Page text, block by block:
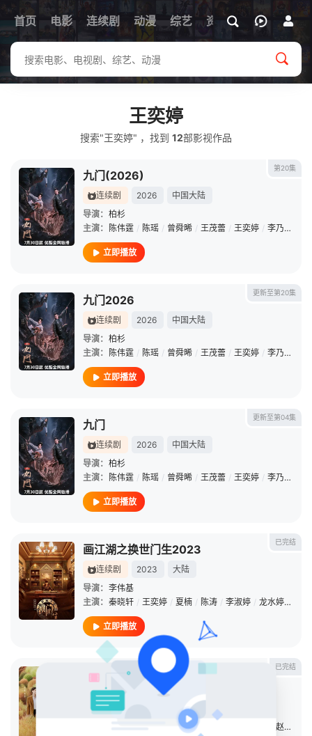
首页 电影 连续剧 动漫 综艺 资讯
王奕婷
搜索"王奕婷" ，找到 12部影视作品
第20集
九门(2026)
连续剧 2026
中国大陆
导演： 柏杉
主演：
陈伟霆 / 陈瑶 / 曾舜晞 / 王茂蕾 / 王奕婷 / 李乃文
立即播放
更新至第20集
九门2026
连续剧 2026
中国大陆
导演： 柏杉
主演：
陈伟霆 / 陈瑶 / 曾舜晞 / 王茂蕾 / 王奕婷 / 李乃文
立即播放
更新至第04集
九门
连续剧 2026
中国大陆
导演： 柏杉
主演：
陈伟霆 / 陈瑶 / 曾舜晞 / 王茂蕾 / 王奕婷 / 李乃文
立即播放
已完结
画江湖之换世门生2023
连续剧 2023
大陆
导演： 李伟基
主演： 秦晓轩 / 王奕婷 / 夏楠 / 陈涛 / 李淑婷 / 龙水婷 /
立即播放
已完结
治愈系恋人
连续剧
导演：牟晓杰
王奕婷 赵梦姝